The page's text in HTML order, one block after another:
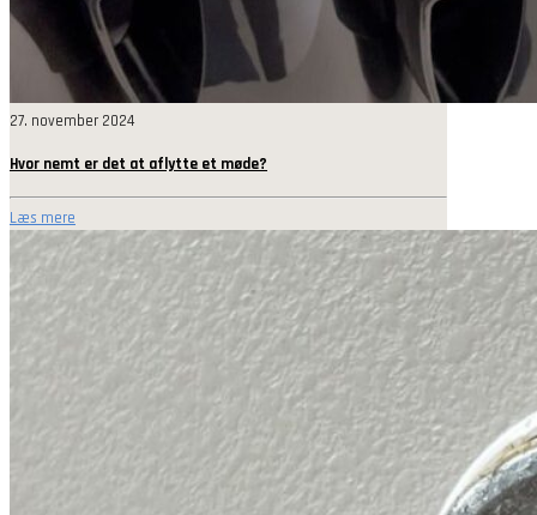
27. november 2024
Hvor nemt er det at aflytte et møde?
Læs mere